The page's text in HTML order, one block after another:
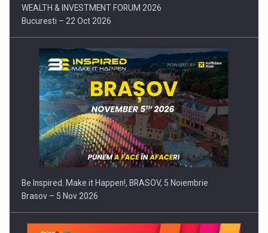
WEALTH & INVESTMENT FORUM 2026
Bucuresti – 22 Oct 2026
Be Inspired. Make it Happen!, BRASOV, 5 Noiembrie
Brasov – 5 Nov 2026